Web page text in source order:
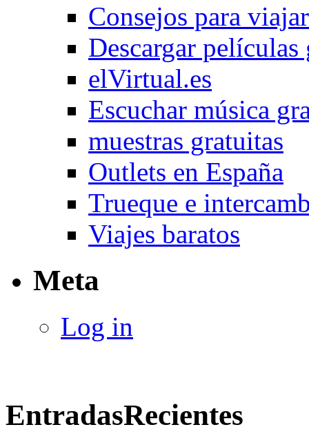
Consejos para viajar
Descargar películas
elVirtual.es
Escuchar música
muestras gratuitas
Outlets en España
Trueque e
Viajes baratos
Meta
Log in
EntradasRecientes